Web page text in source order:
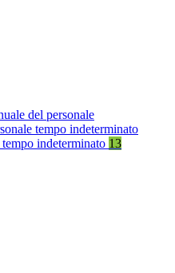
del personale
tempo indeterminato
indeterminato 13